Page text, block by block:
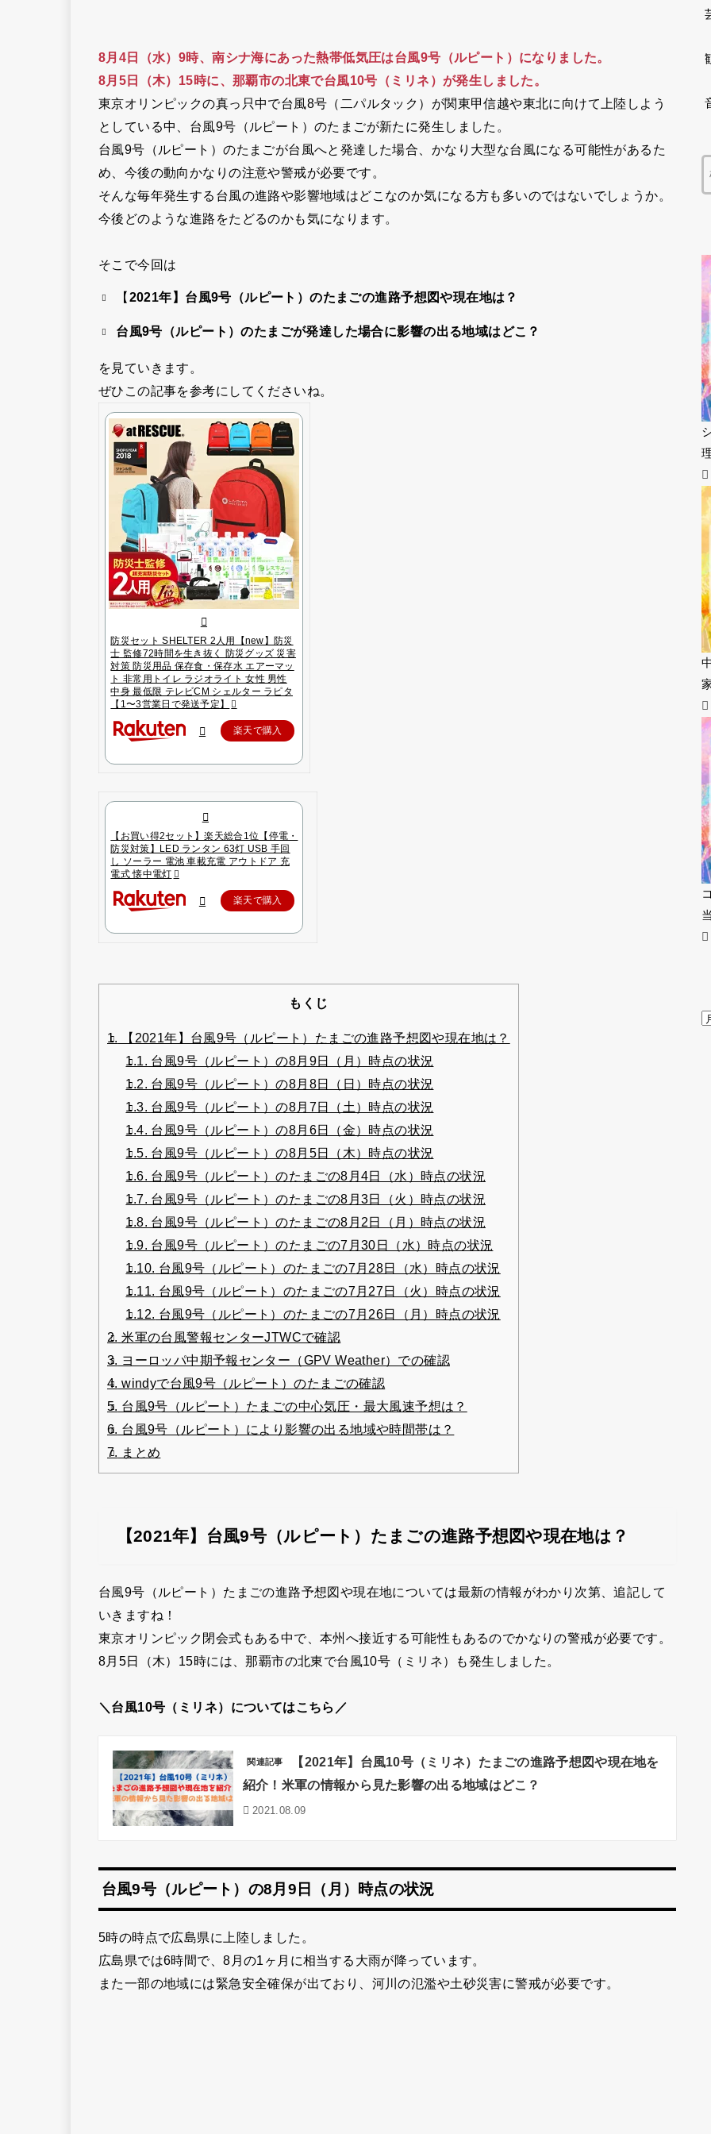
8月4日（水）9時、南シナ海にあった熱帯低気圧は台風9号（ルピート）になりました。
8月5日（木）15時に、那覇市の北東で台風10号（ミリネ）が発生しました。
東京オリンピックの真っ只中で台風8号（二パルタック）が関東甲信越や東北に向けて上陸しよう
としている中、台風9号（ルピート）のたまごが新たに発生しました。
台風9号（ルピート）のたまごが台風へと発達した場合、かなり大型な台風になる可能性があるた
め、 今後の動向かなりの注意や警戒が必要です。
そんな毎年発生する台風の進路や影響地域はどこなのか気になる方も多いのではないでしょうか。
今後どのような進路をたどるのかも気になります。
そこで今回は
【 2021年】台風9号（ルピート）のたまごの進路予想図や現在地は？
台風9号（ルピート）のたまごが発達した場合に影響の出る地域はどこ？
を見ていきます。
ぜひこの記事を参考にしてくださいね。
防災セット SHELTER 2人用【new】防災
士 監修72時間を生き抜く 防災グッズ 災害
対策 防災用品 保存食・保存水 エアーマッ
ト 非常用トイレ ラジオライト 女性 男性
中身 最低限 テレビCM シェルター ラピタ
【1〜3営業日で発送予定】
楽天で購入
【お買い得2セット】楽天総合1位【停電・
防災対策】LED ランタン 63灯 USB 手回
し ソーラー 電池 車載充電 アウトドア 充
電式 懐中電灯
楽天で購入
もくじ
1.
【2021年】台風9号（ルピート）たまごの進路予想図や現在地は？
1.1. 台風9号（ルピート）の8月9日（月）時点の状況
1.2. 台風9号（ルピート）の8月8日（日）時点の状況
1.3. 台風9号（ルピート）の8月7日（土）時点の状況
1.4. 台風9号（ルピート）の8月6日（金）時点の状況
1.5. 台風9号（ルピート）の8月5日（木）時点の状況
1.6. 台風9号（ルピート）のたまごの8月4日（水）時点の状況
1.7. 台風9号（ルピート）のたまごの8月3日（火）時点の状況
1.8. 台風9号（ルピート）のたまごの8月2日（月）時点の状況
1.9. 台風9号（ルピート）のたまごの7月30日（水）時点の状況
1.10. 台風9号（ルピート）のたまごの7月28日（水）時点の状況
1.11. 台風9号（ルピート）のたまごの7月27日（火）時点の状況
1.12. 台風9号（ルピート）のたまごの7月26日（月）時点の状況
2. 米軍の台風警報センターJTWCで確認
3. ヨーロッパ中期予報センター（GPV Weather）での確認
4. windyで台風9号（ルピート）のたまごの確認
5. 台風9号（ルピート）たまごの中心気圧・最大風速予想は？
6. 台風9号（ルピート）により影響の出る地域や時間帯は？
7. まとめ
【2021年】台風9号（ルピート）たまごの進路予想図や現在地は？
台風9号（ルピート）たまごの進路予想図や現在地については最新の情報がわかり次第、追記して
いきますね！
東京オリンピック閉会式もある中で、本州へ接近する可能性もあるのでかなりの警戒が必要です。
8月5日（木）15時には、那覇市の北東で台風10号（ミリネ）も発生しました。
＼台風10号（ミリネ）についてはこちら／
関連記事
【2021年】台風10号（ミリネ）たまごの進路予想図や現在地を
紹介！米軍の情報から見た影響の出る地域はどこ？
2021.08.09
台風9号（ルピート）の8月9日（月）時点の状況
5時の時点で広島県に上陸しました。
広島県では6時間で、8月の1ヶ月に相当する大雨が降っています。
また一部の地域には緊急安全確保が出ており、河川の氾濫や土砂災害に警戒が必要です。